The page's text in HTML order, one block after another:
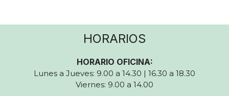
HORARIOS
HORARIO OFICINA:
Lunes a Jueves: 9.00 a 14.30 | 16.30 a 18.30
Viernes: 9.00 a 14.00